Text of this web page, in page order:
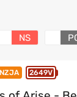
NS
2649V